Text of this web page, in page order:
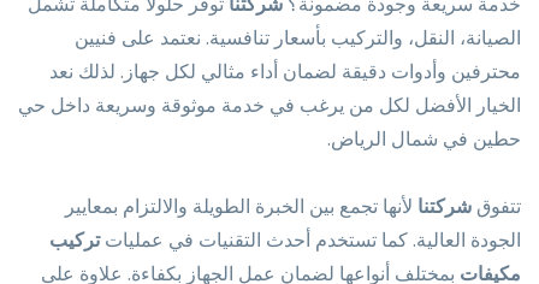
الصيانة، النقل، والتركيب بأسعار تنافسية. نعتمد على فنيين
محترفين وأدوات دقيقة لضمان أداء مثالي لكل جهاز. لذلك نعد
الخيار الأفضل لكل من يرغب في خدمة موثوقة وسريعة داخل حي
حطين في شمال الرياض.
تتفوق شركتنا لأنها تجمع بين الخبرة الطويلة والالتزام بمعايير
الجودة العالية. كما تستخدم أحدث التقنيات في عملياتتركيب
مكيفات بمختلف أنواعها لضمان عمل الجهاز بكفاءة. علاوة على